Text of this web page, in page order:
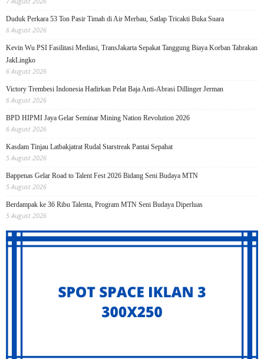
Duduk Perkara 53 Ton Pasir Timah di Air Merbau, Satlap Tricakti Buka Suara
6 August 2026
Kevin Wu PSI Fasilitasi Mediasi, TransJakarta Sepakat Tanggung Biaya Korban Tabrakan
JakLingko
6 August 2026
Victory Trembesi Indonesia Hadirkan Pelat Baja Anti-Abrasi Dillinger Jerman
6 August 2026
BPD HIPMI Jaya Gelar Seminar Mining Nation Revolution 2026
6 August 2026
Kasdam Tinjau Latbakjatrat Rudal Starstreak Pantai Sepahat
5 August 2026
Bappenas Gelar Road to Talent Fest 2026 Bidang Seni Budaya MTN
5 August 2026
Berdampak ke 36 Ribu Talenta, Program MTN Seni Budaya Diperluas
5 August 2026